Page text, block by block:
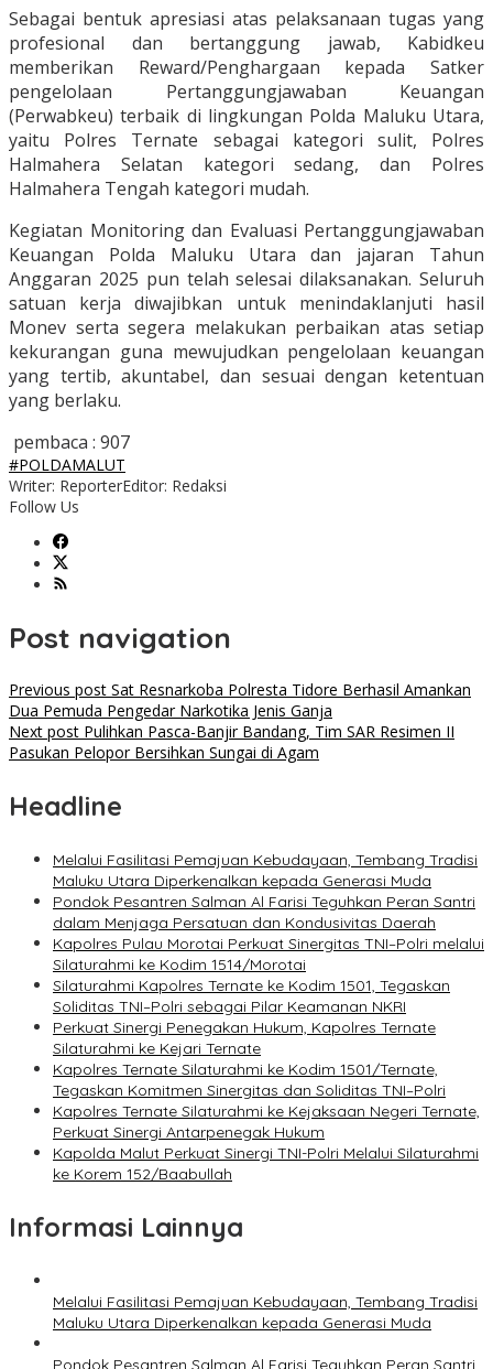
Sebagai bentuk apresiasi atas pelaksanaan tugas yang
profesional dan bertanggung jawab, Kabidkeu
memberikan Reward/Penghargaan kepada Satker
pengelolaan Pertanggungjawaban Keuangan
(Perwabkeu) terbaik di lingkungan Polda Maluku Utara,
yaitu Polres Ternate sebagai kategori sulit, Polres
Halmahera Selatan kategori sedang, dan Polres
Halmahera Tengah kategori mudah.
Kegiatan Monitoring dan Evaluasi Pertanggungjawaban
Keuangan Polda Maluku Utara dan jajaran Tahun
Anggaran 2025 pun telah selesai dilaksanakan. Seluruh
satuan kerja diwajibkan untuk menindaklanjuti hasil
Monev serta segera melakukan perbaikan atas setiap
kekurangan guna mewujudkan pengelolaan keuangan
yang tertib, akuntabel, dan sesuai dengan ketentuan
yang berlaku.
pembaca : 907
#POLDAMALUT
Writer: ReporterEditor: Redaksi
Follow Us
Post navigation
Previous post Sat Resnarkoba Polresta Tidore Berhasil Amankan
Dua Pemuda Pengedar Narkotika Jenis Ganja
Next post Pulihkan Pasca-Banjir Bandang, Tim SAR Resimen II
Pasukan Pelopor Bersihkan Sungai di Agam
Headline
Melalui Fasilitasi Pemajuan Kebudayaan, Tembang Tradisi
Maluku Utara Diperkenalkan kepada Generasi Muda
Pondok Pesantren Salman Al Farisi Teguhkan Peran Santri
dalam Menjaga Persatuan dan Kondusivitas Daerah
Kapolres Pulau Morotai Perkuat Sinergitas TNI–Polri melalui
Silaturahmi ke Kodim 1514/Morotai
Silaturahmi Kapolres Ternate ke Kodim 1501, Tegaskan
Soliditas TNI–Polri sebagai Pilar Keamanan NKRI
Perkuat Sinergi Penegakan Hukum, Kapolres Ternate
Silaturahmi ke Kejari Ternate
Kapolres Ternate Silaturahmi ke Kodim 1501/Ternate,
Tegaskan Komitmen Sinergitas dan Soliditas TNI–Polri
Kapolres Ternate Silaturahmi ke Kejaksaan Negeri Ternate,
Perkuat Sinergi Antarpenegak Hukum
Kapolda Malut Perkuat Sinergi TNI-Polri Melalui Silaturahmi
ke Korem 152/Baabullah
Informasi Lainnya
Melalui Fasilitasi Pemajuan Kebudayaan, Tembang Tradisi
Maluku Utara Diperkenalkan kepada Generasi Muda
Pondok Pesantren Salman Al Farisi Teguhkan Peran Santri